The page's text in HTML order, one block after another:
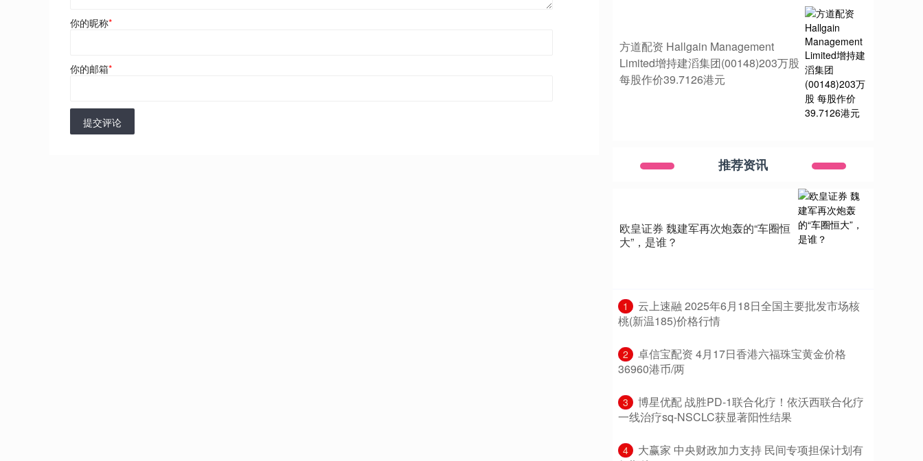
你的昵称*
你的邮箱*
提交评论
方道配资 Hallgain Management
Limited增持建滔集团(00148)203万股
每股作价39.7126港元
推荐资讯
欧皇证券 魏建军再次炮轰的“车圈恒
大”，是谁？
1
​云上速融 2025年6月18日全国主要批发市场核
桃(新温185)价格行情
2
​卓信宝配资 4月17日香港六福珠宝黄金价格
36960港币/两
3
​博星优配 战胜PD-1联合化疗！依沃西联合化疗
一线治疗sq-NSCLC获显著阳性结果
4
​大赢家 中央财政加力支持 民间专项担保计划有